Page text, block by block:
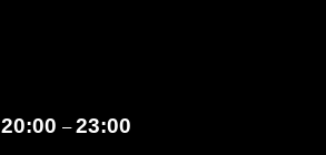
20:00 –23:00